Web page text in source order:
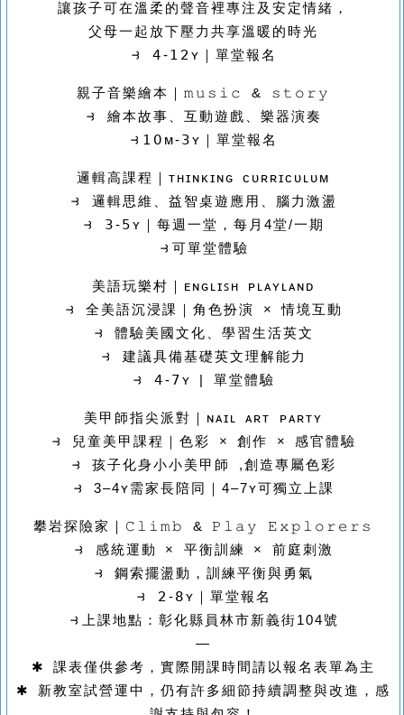
讓孩子可在溫柔的聲音裡專注及安定情緒，
父母一起放下壓力共享溫暖的時光
⥽ 𝟦-𝟣𝟤ʏ｜單堂報名
親子音樂繪本｜𝚖𝚞𝚜𝚒𝚌 & 𝚜𝚝𝚘𝚛𝚢
⥽ 繪本故事、互動遊戲、樂器演奏
⥽𝟣𝟢ᴍ-𝟥ʏ｜單堂報名
邏輯高課程｜ᴛʜɪɴᴋɪɴɢ ᴄᴜʀʀɪᴄᴜʟᴜᴍ
⥽ 邏輯思維、益智桌遊應用、腦力激盪
⥽ 𝟥-𝟧ʏ｜每週一堂，每月4堂/一期
⥽可單堂體驗
美語玩樂村｜ᴇɴɢʟɪꜱʜ ᴘʟᴀʏʟᴀɴᴅ
⥽ 全美語沉浸課｜角色扮演 × 情境互動
⥽ 體驗美國文化、學習生活英文
⥽ 建議具備基礎英文理解能力
⥽ 𝟦-𝟩ʏ | 單堂體驗
美甲師指尖派對｜ɴᴀɪʟ ᴀʀᴛ ᴘᴀʀᴛʏ
⥽ 兒童美甲課程｜色彩 × 創作 × 感官體驗
⥽ 孩子化身小小美甲師 ,創造專屬色彩
⥽ 3–4ʏ需家長陪同｜4–7ʏ可獨立上課
攀岩探險家｜𝙲𝚕𝚒𝚖𝚋 & 𝙿𝚕𝚊𝚢 𝙴𝚡𝚙𝚕𝚘𝚛𝚎𝚛𝚜
⥽ 感統運動 × 平衡訓練 × 前庭刺激
⥽ 鋼索擺盪動，訓練平衡與勇氣
⥽ 𝟤-𝟪ʏ｜單堂報名
⥽上課地點： 彰化縣員林市新義街104號
—
✱ 課表僅供參考，實際開課時間請以報名表單為主
✱ 新教室試營運中，仍有許多細節持續調整與改進，感